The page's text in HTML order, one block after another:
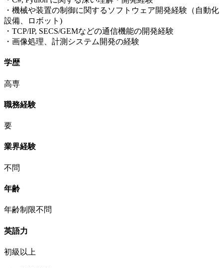
・機械や装置の制御に関するソフトウェア開発経験（自動化
設備、ロボット)
・TCP/IP, SECS/GEMなどの通信機能の開発経験
・画像処理、計測システム開発の経験
学歴
高専
職務経験
要
業界経験
不問
年齢
年齢制限不問
英語力
初級以上